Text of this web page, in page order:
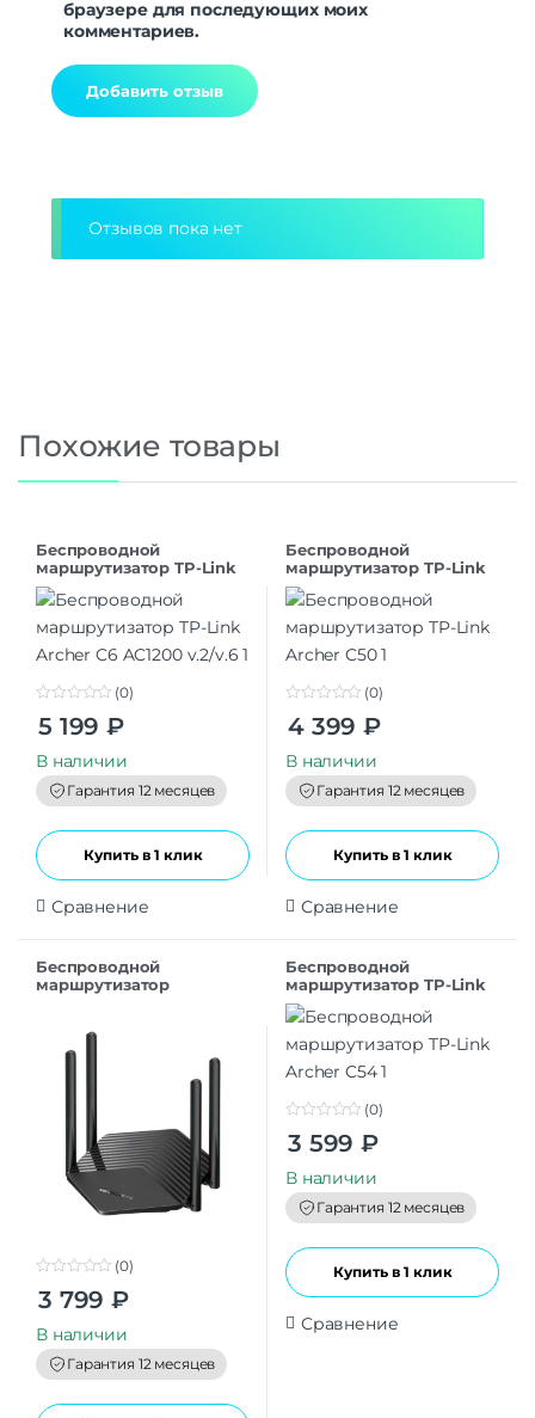
браузере для последующих моих
комментариев.
Отзывов пока нет
Похожие товары
Беспроводной
маршрутизатор TP-Link
Archer C6 AC1200 v.2/v.6
o
t
o
f
5
(0)
5 199 ₽
В наличии
Гарантия 12 месяцев
Купить в 1 клик
Сравнение
Беспроводной
маршрутизатор TP-Link
Archer C50
o
t
o
f
5
(0)
4 399 ₽
В наличии
Гарантия 12 месяцев
Купить в 1 клик
Сравнение
Беспроводной
маршрутизатор
(802.11ac), 6 (802.11a
o
t
o
f
5
(0)
3 799 ₽
В наличии
Гарантия 12 месяцев
Беспроводной
маршрутизатор TP-Link
Archer C54
o
t
o
f
5
(0)
3 599 ₽
В наличии
Гарантия 12 месяцев
Купить в 1 клик
Сравнение